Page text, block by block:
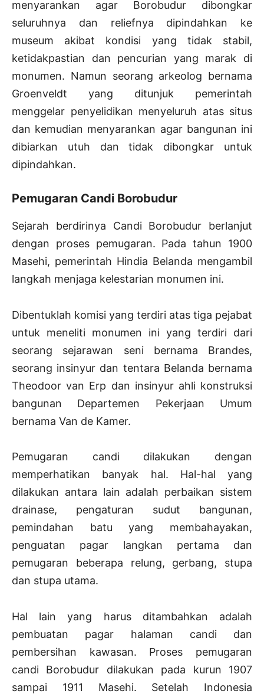
menyarankan agar Borobudur dibongkar
seluruhnya dan reliefnya dipindahkan ke
museum akibat kondisi yang tidak stabil,
ketidakpastian dan pencurian yang marak di
monumen. Namun seorang arkeolog bernama
Groenveldt yang ditunjuk pemerintah
menggelar penyelidikan menyeluruh atas situs
dan kemudian menyarankan agar bangunan ini
dibiarkan utuh dan tidak dibongkar untuk
dipindahkan.
Pemugaran Candi Borobudur
Sejarah berdirinya Candi Borobudur berlanjut
dengan proses pemugaran. Pada tahun 1900
Masehi, pemerintah Hindia Belanda mengambil
langkah menjaga kelestarian monumen ini.
Dibentuklah komisi yang terdiri atas tiga pejabat
untuk meneliti monumen ini yang terdiri dari
seorang sejarawan seni bernama Brandes,
seorang insinyur dan tentara Belanda bernama
Theodoor van Erp dan insinyur ahli konstruksi
bangunan Departemen Pekerjaan Umum
bernama Van de Kamer.
Pemugaran candi dilakukan dengan
memperhatikan banyak hal. Hal-hal yang
dilakukan antara lain adalah perbaikan sistem
drainase, pengaturan sudut bangunan,
pemindahan batu yang membahayakan,
penguatan pagar langkan pertama dan
pemugaran beberapa relung, gerbang, stupa
dan stupa utama.
Hal lain yang harus ditambahkan adalah
pembuatan pagar halaman candi dan
pembersihan kawasan. Proses pemugaran
candi Borobudur dilakukan pada kurun 1907
sampai 1911 Masehi. Setelah Indonesia